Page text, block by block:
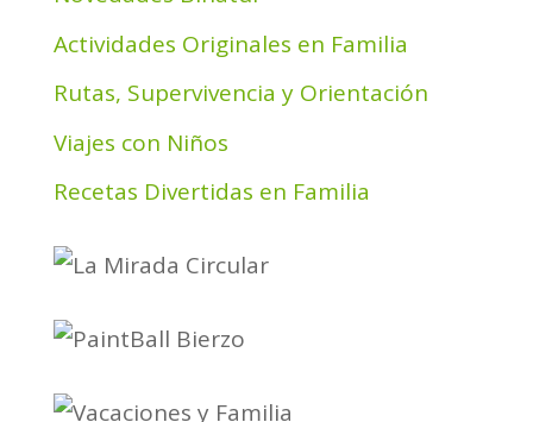
Actividades Originales en Familia
Rutas, Supervivencia y Orientación
Viajes con Niños
Recetas Divertidas en Familia